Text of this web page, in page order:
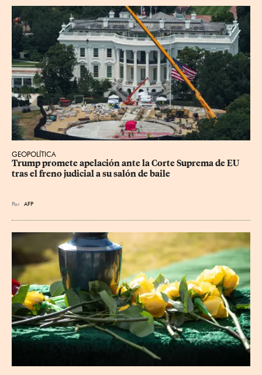
GEOPOLÍTICA
Trump promete apelación ante la Corte Suprema de EU
tras el freno judicial a su salón de baile
Por AFP